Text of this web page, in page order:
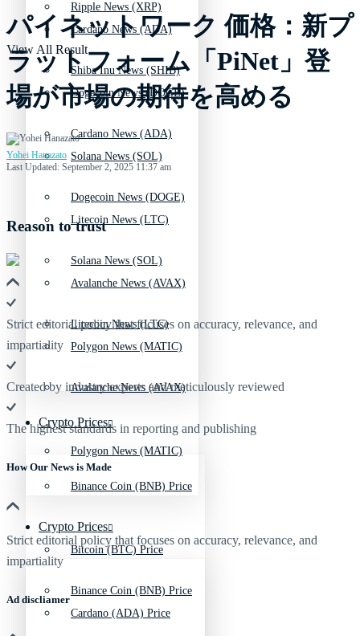
Cardano News (ADA)
Dogecoin News (DOGE)
Solana News (SOL)
Litecoin News (LTC)
Avalanche News (AVAX)
Polygon News (MATIC)
Crypto Prices
Binance Coin (BNB) Price
Bitcoin (BTC) Price
Cardano (ADA) Price
Ripple News (XRP)
Shiba Inu News (SHIB)
Cardano News (ADA)
Dogecoin News (DOGE)
Solana News (SOL)
Litecoin News (LTC)
Avalanche News (AVAX)
Polygon News (MATIC)
Crypto Prices
Binance Coin (BNB) Price
View All Result
パイネットワーク 価格：新プ
ラットフォーム「PiNet」登
場が市場の期待を高める
Yohei Hanazato
Last Updated: September 2, 2025 11:37 am
Reason to trust
Strict editorial policy that focuses on accuracy, relevance, and
impartiality
Created by industry experts and meticulously reviewed
The highest standards in reporting and publishing
How Our News is Made
Strict editorial policy that focuses on accuracy, relevance, and
impartiality
Ad discliamer